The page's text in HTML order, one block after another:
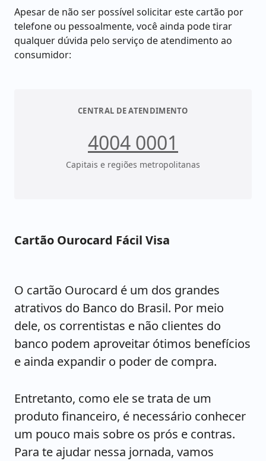
Apesar de não ser possível solicitar este cartão por
telefone ou pessoalmente, você ainda pode tirar
qualquer dúvida pelo serviço de atendimento ao
consumidor:
CENTRAL DE ATENDIMENTO
4004 0001
Capitais e regiões metropolitanas
Cartão Ourocard Fácil Visa
O cartão Ourocard é um dos grandes
atrativos do Banco do Brasil. Por meio
dele, os correntistas e não clientes do
banco podem aproveitar ótimos benefícios
e ainda expandir o poder de compra.
Entretanto, como ele se trata de um
produto financeiro, é necessário conhecer
um pouco mais sobre os prós e contras.
Para te ajudar nessa jornada, vamos